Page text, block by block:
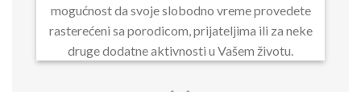
mogućnost da svoje slobodno vreme provedete
rasterećeni sa porodicom, prijateljima ili za neke
druge dodatne aktivnosti u Vašem životu.